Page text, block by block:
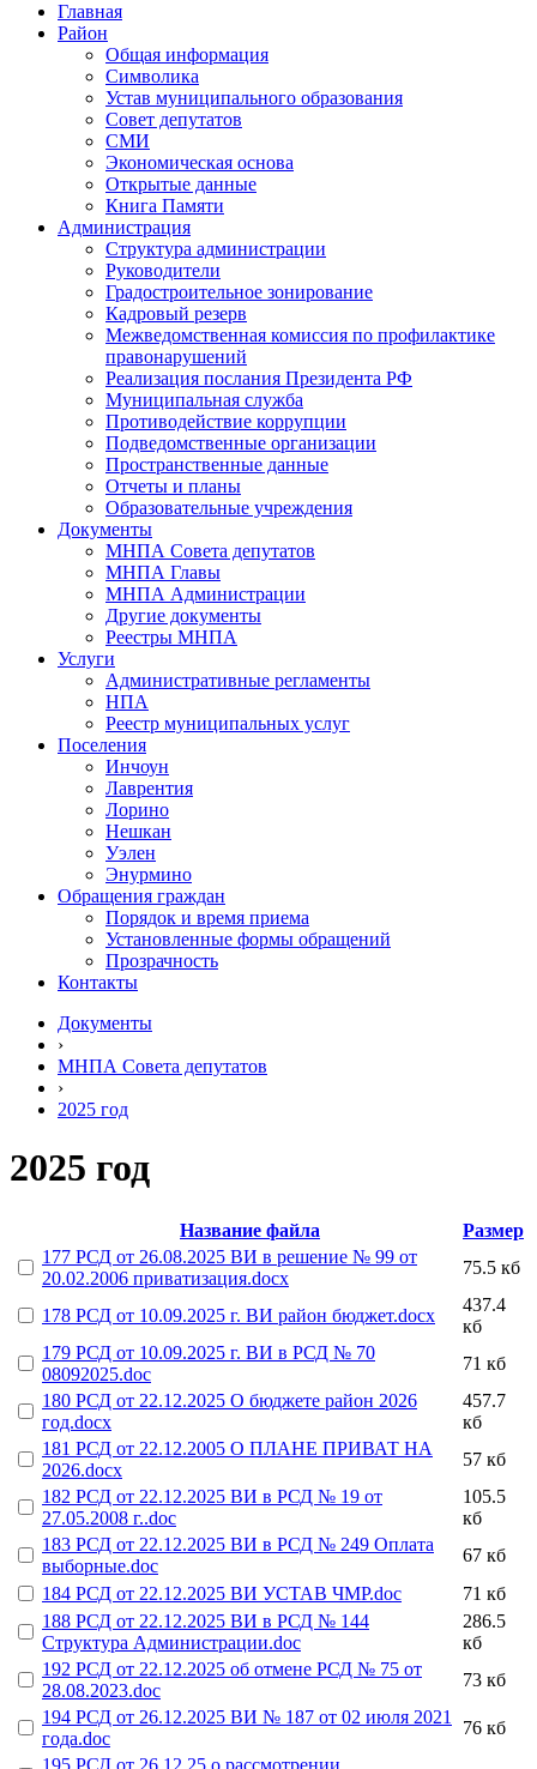
Главная
Район
Общая информация
Символика
Устав муниципального образования
Совет депутатов
СМИ
Экономическая основа
Открытые данные
Книга Памяти
Администрация
Структура администрации
Руководители
Градостроительное зонирование
Кадровый резерв
Межведомственная комиссия по профилактике
правонарушений
Реализация послания Президента РФ
Муниципальная служба
Противодействие коррупции
Подведомственные организации
Пространственные данные
Отчеты и планы
Образовательные учреждения
Документы
МНПА Совета депутатов
МНПА Главы
МНПА Администрации
Другие документы
Реестры МНПА
Услуги
Административные регламенты
НПА
Реестр муниципальных услуг
Поселения
Инчоун
Лаврентия
Лорино
Нешкан
Уэлен
Энурмино
Обращения граждан
Порядок и время приема
Установленные формы обращений
Прозрачность
Контакты
Документы
›
МНПА Совета депутатов
›
2025 год
2025 год
Название файла
Размер
177 РСД от 26.08.2025 ВИ в решение № 99 от
20.02.2006 приватизация.docx
75.5 кб
178 РСД от 10.09.2025 г. ВИ район бюджет.docx
437.4
кб
179 РСД от 10.09.2025 г. ВИ в РСД № 70
08092025.doc
71 кб
180 РСД от 22.12.2025 О бюджете район 2026
год.docx
457.7
кб
181 РСД от 22.12.2005 О ПЛАНЕ ПРИВАТ НА
2026.docx
57 кб
182 РСД от 22.12.2025 ВИ в РСД № 19 от
27.05.2008 г..doc
105.5
кб
183 РСД от 22.12.2025 ВИ в РСД № 249 Оплата
выборные.doc
67 кб
184 РСД от 22.12.2025 ВИ УСТАВ ЧМР.doc
71 кб
188 РСД от 22.12.2025 ВИ в РСД № 144
Структура Администрации.doc
286.5
кб
192 РСД от 22.12.2025 об отмене РСД № 75 от
28.08.2023.doc
73 кб
194 РСД от 26.12.2025 ВИ № 187 от 02 июля 2021
года.doc
76 кб
195 РСД от 26.12.25 о рассмотрении